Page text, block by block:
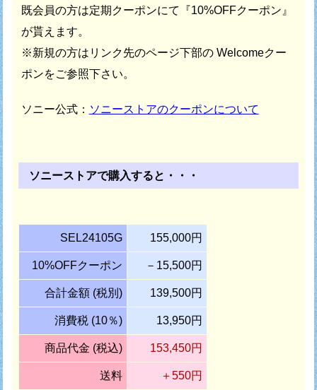
既会員の方は定期クーポンにて『10%OFFクーポン』
が貰えます。
※新規の方はリンク先のページ下部の Welcomeクー
ポンをご参照下さい。
ソニー公式： ソニーストアのクーポンについて
ソニーストアで購入すると・・・
SEL24105G 155,000円
10%OFFクーポン －15,500円
合計金額 (税別) 139,500円
消費税 (10％) 13,950円
商品代金 (税込) 153,450円
送料 ＋550円